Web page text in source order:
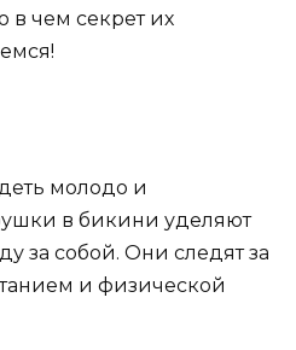
в чем секрет их
молодо и
в бикини уделяют
за собой. Они следят за
и физической